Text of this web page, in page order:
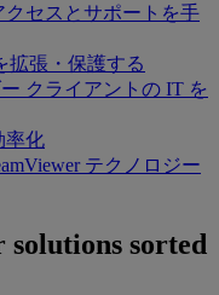
クセスとサポートを手
拡張・保護する
クライアントの IT を
率化
テクノロジー
solutions sorted